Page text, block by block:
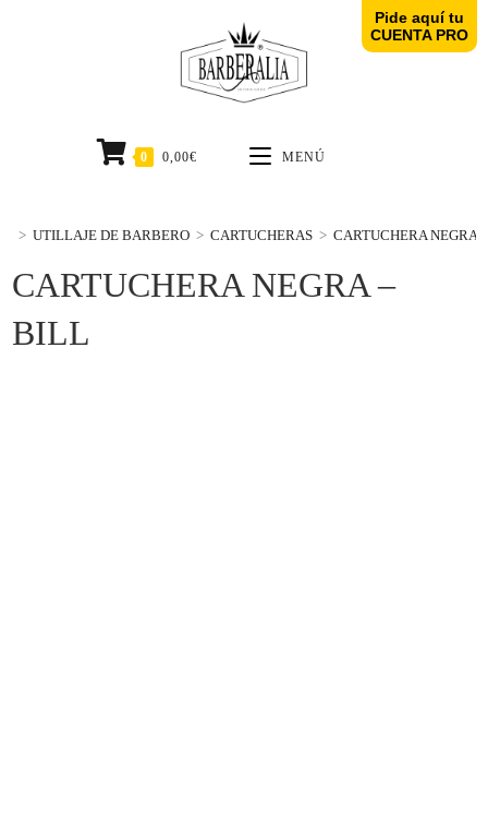
0 0,00€ MENÚ
CARTUCHERA NEGRA –
BILL
> UTILLAJE DE BARBERO > CARTUCHERAS > CARTUCHERA NEGRA
Pide aquí tu
CUENTA PRO